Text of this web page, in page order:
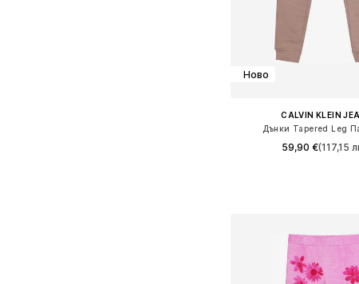
Ново
CALVIN KLEIN
Дънки Tapered Leg
59,90 €(117,15